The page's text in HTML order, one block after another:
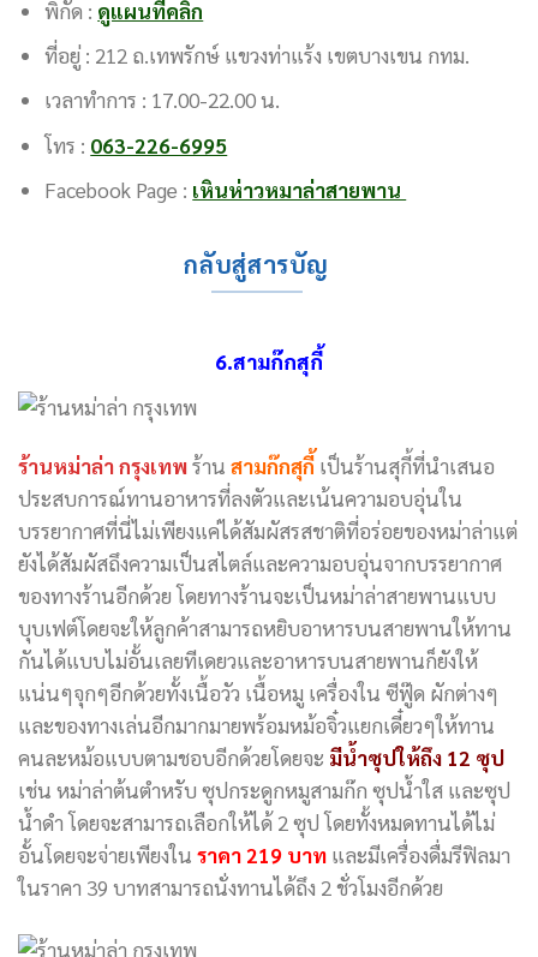
พิกัด : ดูแผนที่คลิก
ที่อยู่ : 212 ถ.เทพรักษ์ แขวงท่าแร้ง เขตบางเขน กทม.
เวลาทำการ : 17.00-22.00 น.
โทร : 063-226-6995
Facebook Page : เหินห่าวหมาล่าสายพาน
กลับสู่สารบัญ
6.สามก๊กสุกี้
ร้านหม่าล่า กรุงเทพร้าน สามก๊กสุกี้ เป็นร้านสุกี้ที่นำเสนอ
ประสบการณ์ทานอาหารที่ลงตัวและเน้นความอบอุ่นใน
บรรยากาศที่นี่ไม่เพียงแค่ได้สัมผัสรสชาติที่อร่อยของหม่าล่าแต่
ยังได้สัมผัสถึงความเป็นสไตล์และความอบอุ่นจากบรรยากาศ
ของทางร้านอีกด้วย โดยทางร้านจะเป็นหม่าล่าสายพานแบบ
บุบเฟต์โดยจะให้ลูกค้าสามารถหยิบอาหารบนสายพานให้ทาน
กันได้แบบไม่อั้นเลยทีเดยวและอาหารบนสายพานก็ยังให้
แน่นๆจุกๆอีกด้วยทั้งเนื้อวัว เนื้อหมู เครื่องใน ซีฟู๊ด ผักต่างๆ
และของทางเล่นอีกมากมายพร้อมหม้อจิ๋วแยกเดี๋ยวๆให้ทาน
คนละหม้อแบบตามชอบอีกด้วยโดยจะ มีน้ำซุปให้ถึง 12 ซุป
เช่น หม่าล่าต้นตำหรับ ซุปกระดูกหมูสามก๊ก ซุปน้ำใส และซุป
น้ำดำ โดยจะสามารถเลือกให้ได้ 2 ซุป โดยทั้งหมดทานได้ไม่
อั้นโดยจะจ่ายเพียงใน ราคา 219 บาท และมีเครื่องดื่มรีฟิลมา
ในราคา 39 บาทสามารถนั่งทานได้ถึง 2 ชั่วโมงอีกด้วย